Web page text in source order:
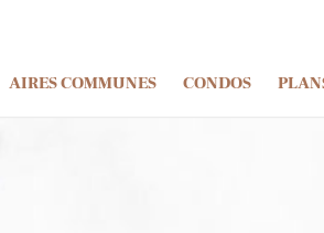
AIRES COMMUNES CONDOS